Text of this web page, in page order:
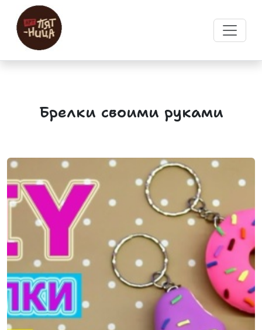
Брелки своими руками